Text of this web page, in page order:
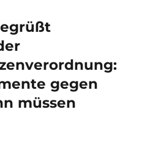
gegen
müssen